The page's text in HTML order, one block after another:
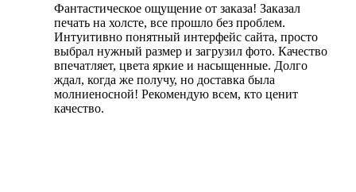
Фантастическое ощущение от заказа! Заказал
печать на холсте, все прошло без проблем.
Интуитивно понятный интерфейс сайта, просто
выбрал нужный размер и загрузил фото. Качество
впечатляет, цвета яркие и насыщенные. Долго
ждал, когда же получу, но доставка была
молниеносной! Рекомендую всем, кто ценит
качество.